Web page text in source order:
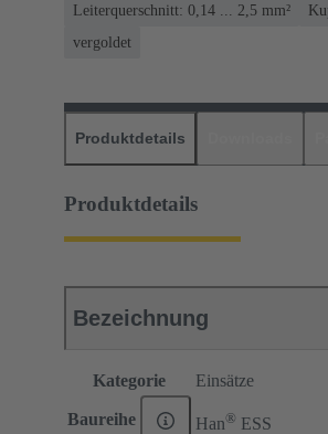
Leiterquerschnitt: 0,14 ... 2,5 mm²
vergoldet
Produktdetails
Produktdetails
Bezeichnung
Kategorie Einsätze
Baureihe Han® ESS